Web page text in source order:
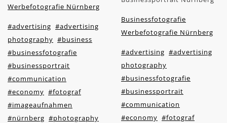
Werbefotografie Nürnberg
#advertising #advertising
photography #business
#businessfotografie
#businessportrait
#communication
#economy #fotograf
#imageaufnahmen
#nürnberg #photography
Businessfotografie
Werbefotografie Nürnberg
#advertising #advertising
photography
#businessfotografie
#businessportrait
#communication
#economy #fotograf